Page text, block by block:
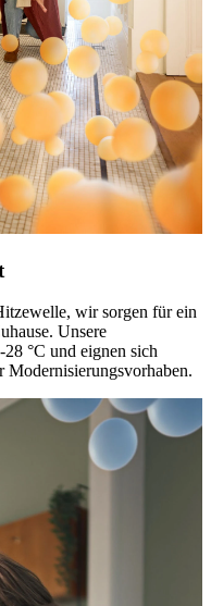
wir sorgen für ein
Unsere
°C und eignen sich